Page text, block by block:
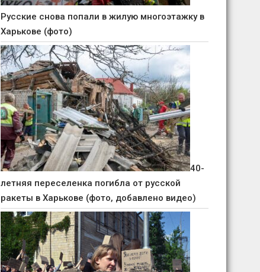
Русские снова попали в жилую многоэтажку в
Харькове (фото)
40-
летняя переселенка погибла от русской
ракеты в Харькове (фото, добавлено видео)